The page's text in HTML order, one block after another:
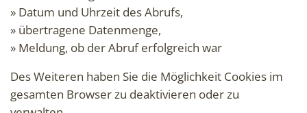
» Datum und Uhrzeit des Abrufs,
» übertragene Datenmenge,
» Meldung, ob der Abruf erfolgreich war
Des Weiteren haben Sie die Möglichkeit Cookies im
gesamten Browser zu deaktivieren oder zu